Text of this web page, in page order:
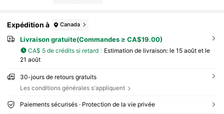
Expédition à Canada
Livraison gratuite(Commandes ≥ CA$19.00)
CA$ 5 de crédits si retard Estimation de livraison: le 15 août et le
21 août
30-jours de retours gratuits
Les conditions générales s'appliquent
Paiements sécurisés · Protection de la vie privée